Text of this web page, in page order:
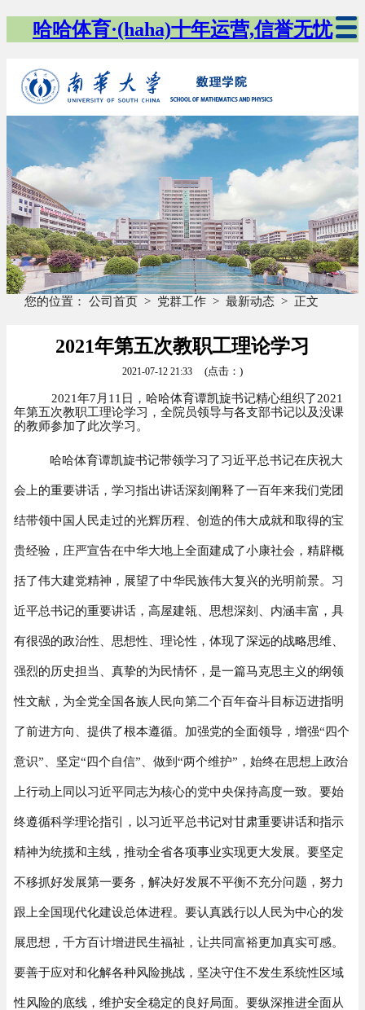
哈哈体育·(haha)十年运营,信誉无忧
您的位置： 公司首页> 党群工作> 最新动态> 正文
2021年第五次教职工理论学习
2021-07-12 21:33 (点击： )
2021年7 月 11 日，哈哈体育谭凯旋书记精心组织了2021
年第五次教职工理论学习，全院员领导与各支部书记以及没课
的教师参加了此次学习。
哈哈体育谭凯旋书记带领学习了习近平总书记在庆祝大
会上的重要讲话，学习指出讲话深刻阐释了一百年来我们党团
结带领中国人民走过的光辉历程、创造的伟大成就和取得的宝
贵经验，庄严宣告在中华大地上全面建成了小康社会，精辟概
括了伟大建党精神，展望了中华民族伟大复兴的光明前景。习
近平总书记的重要讲话，高屋建瓴、思想深刻、内涵丰富，具
有很强的政治性、思想性、理论性，体现了深远的战略思维、
强烈的历史担当、真挚的为民情怀，是一篇马克思主义的纲领
性文献，为全党全国各族人民向第二个百年奋斗目标迈进指明
了前进方向、提供了根本遵循。加强党的全面领导，增强“四个
意识”、坚定“四个自信”、做到“两个维护”，始终在思想上政治
上行动上同以习近平同志为核心的党中央保持高度一致。要始
终遵循科学理论指引，以习近平总书记对甘肃重要讲话和指示
精神为统揽和主线，推动全省各项事业实现更大发展。要坚定
不移抓好发展第一要务，解决好发展不平衡不充分问题，努力
跟上全国现代化建设总体进程。要认真践行以人民为中心的发
展思想，千方百计增进民生福祉，让共同富裕更加真实可感。
要善于应对和化解各种风险挑战，坚决守住不发生系统性区域
性风险的底线，维护安全稳定的良好局面。要纵深推进全面从